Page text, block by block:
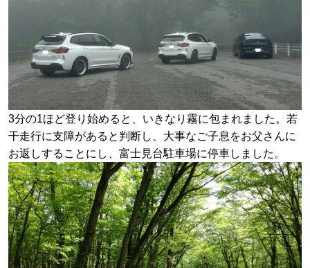
3分の1ほど登り始めると、いきなり霧に包まれました。若
干走行に支障があると判断し、大事なご子息をお父さんに
お返しすることにし、富士見台駐車場に停車しました。